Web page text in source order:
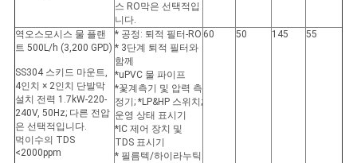
스 RO막은 선택적입
니다.
역오스모시스 물 플랜
트 500L/h (3,200 GPD)
SS304 스키드 마운트,
4인치 × 2인치 단발막
설치 전력 1.7kW-220-
240V, 50Hz; 다른 전압
은 선택적입니다.
먹이수의 TDS
<2000ppm
* 공정: 퇴적 필터-RO
* 3단계 퇴적 필터와
함께
*uPVC 물 파이프
*꽃계측기 및 압력 측
정기; *LP&HP 스위치;
운영 상태 표시기
*IC 제어 장치 및
TDS 표시기
* 필름텍/하이라누틱
60 50 145 55